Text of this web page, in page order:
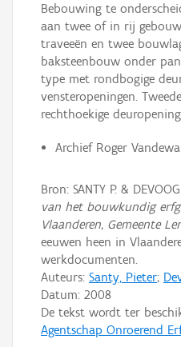
Bebouwing te
aan twee of in rij
traveeën en twee
baksteenbouw onder
type met rondbogige
vensteropeningen.
rechthoekige
Archief Roger
Bron: SANTY P. &
van het bouwkundig
Vlaanderen, Gemeente
eeuwen heen in
werkdocumenten.
Auteurs: Santy, Pieter;
Datum: 2008
De tekst wordt ter
Agentschap Onroerend